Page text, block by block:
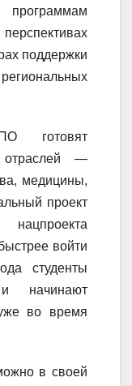
поддержки
готовят
отраслей —
медицины,
проект
войти
студенты
начинают
во время
в своей